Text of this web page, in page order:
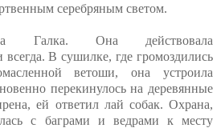
серебряным светом.
Галка. Она действовала
В сушилке, где громоздились
ветоши, она устроила
перекинулось на деревянные
ей ответил лай собак. Охрана,
с баграми и ведрами к месту